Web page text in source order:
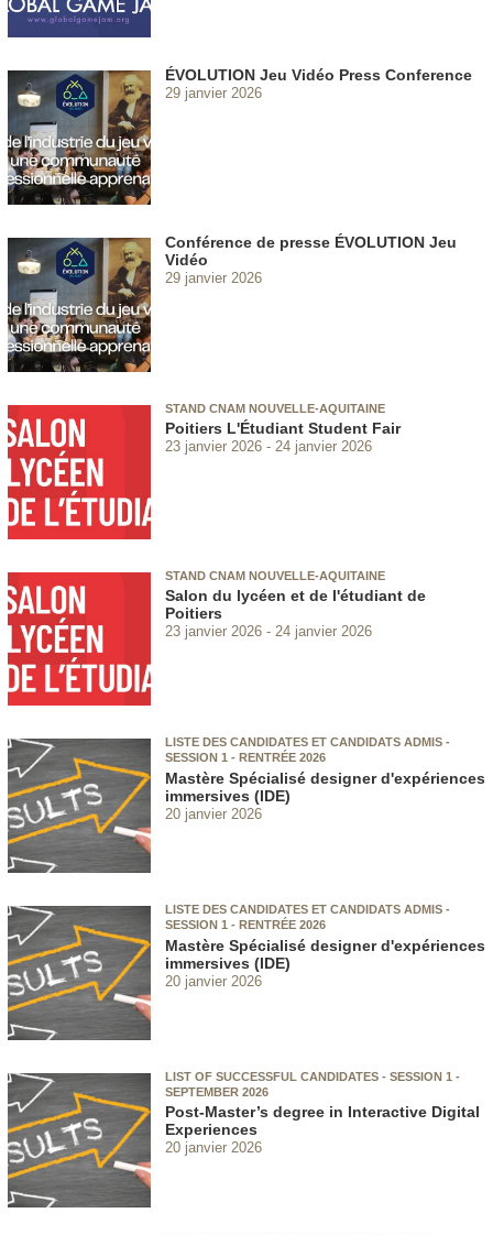
ÉVOLUTION Jeu Vidéo Press Conference
29 janvier 2026
Conférence de presse ÉVOLUTION Jeu
Vidéo
29 janvier 2026
STAND CNAM NOUVELLE-AQUITAINE
Poitiers L'Étudiant Student Fair
23 janvier 2026 24 janvier 2026
STAND CNAM NOUVELLE-AQUITAINE
Salon du lycéen et de l'étudiant de
Poitiers
23 janvier 2026 24 janvier 2026
LISTE DES CANDIDATES ET CANDIDATS ADMIS -
SESSION 1 - RENTRÉE 2026
Mastère Spécialisé designer d'expériences
immersives (IDE)
20 janvier 2026
LISTE DES CANDIDATES ET CANDIDATS ADMIS -
SESSION 1 - RENTRÉE 2026
Mastère Spécialisé designer d'expériences
immersives (IDE)
20 janvier 2026
LIST OF SUCCESSFUL CANDIDATES - SESSION 1 -
SEPTEMBER 2026
Post-Master’s degree in Interactive Digital
Experiences
20 janvier 2026